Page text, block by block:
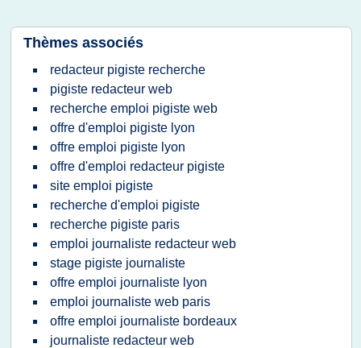
Thèmes associés
redacteur pigiste recherche
pigiste redacteur web
recherche emploi pigiste web
offre d'emploi pigiste lyon
offre emploi pigiste lyon
offre d'emploi redacteur pigiste
site emploi pigiste
recherche d'emploi pigiste
recherche pigiste paris
emploi journaliste redacteur web
stage pigiste journaliste
offre emploi journaliste lyon
emploi journaliste web paris
offre emploi journaliste bordeaux
journaliste redacteur web